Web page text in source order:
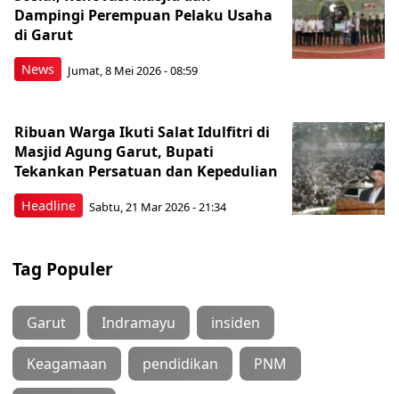
News
Dampingi Perempuan Pelaku Usaha
di Garut
Jumat, 8 Mei 2026 - 08:59
Headline
Ribuan Warga Ikuti Salat Idulfitri di
Masjid Agung Garut, Bupati
Tekankan Persatuan dan Kepedulian
Sabtu, 21 Mar 2026 - 21:34
Tag Populer
Garut Indramayu insiden
Keagamaan pendidikan PNM